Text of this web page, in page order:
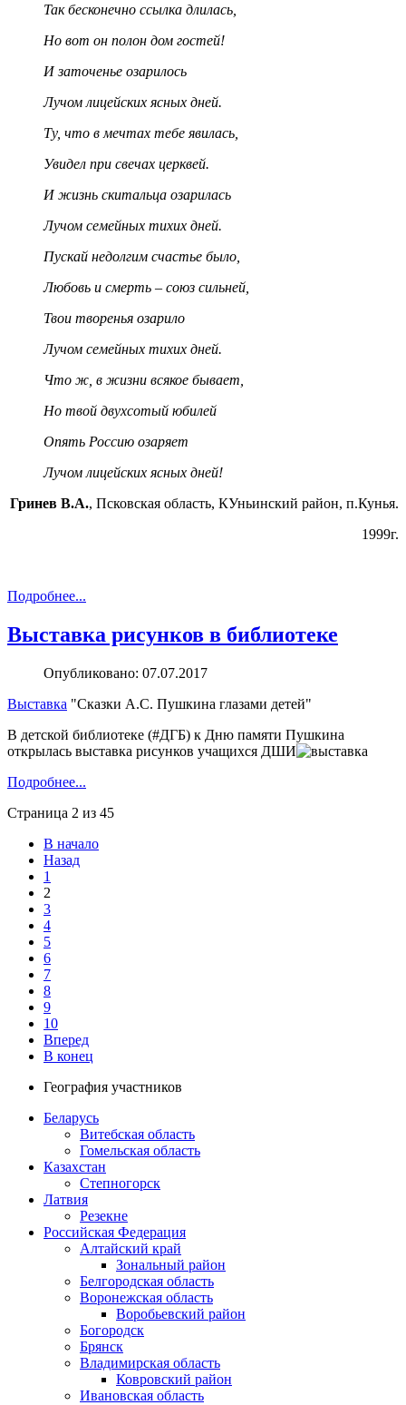
Так бесконечно ссылка длилась,
Но вот он полон дом гостей!
И заточенье озарилось
Лучом лицейских ясных дней.
Ту, что в мечтах тебе явилась,
Увидел при свечах церквей.
И жизнь скитальца озарилась
Лучом семейных тихих дней.
Пускай недолгим счастье было,
Любовь и смерть – союз сильней,
Твои творенья озарило
Лучом семейных тихих дней.
Что ж, в жизни всякое бывает,
Но твой двухсотый юбилей
Опять Россию озаряет
Лучом лицейских ясных дней!
Гринев В.А., Псковская область, КУньинский район, п.Кунья.
1999г.
Подробнее...
Выставка рисунков в библиотеке
Опубликовано: 07.07.2017
Выставка "Сказки А.С. Пушкина глазами детей"
В детской библиотеке (#ДГБ) к Дню памяти Пушкина
открылась выставка рисунков учащихся ДШИ
Подробнее...
Страница 2 из 45
В начало
Назад
1
2
3
4
5
6
7
8
9
10
Вперед
В конец
География участников
Беларусь
Витебская область
Гомельская область
Казахстан
Степногорск
Латвия
Резекне
Российская Федерация
Алтайский край
Зональный район
Белгородская область
Воронежская область
Воробьевский район
Богородск
Брянск
Владимирская область
Ковровский район
Ивановская область